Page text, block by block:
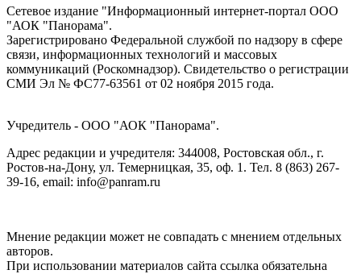
Сетевое издание "Информационный интернет-портал ООО
"АОК "Панорама".
Зарегистрировано Федеральной службой по надзору в сфере
связи, информационных технологий и массовых
коммуникаций (Роскомнадзор). Cвидетельство о регистрации
СМИ Эл № ФС77-63561 от 02 ноября 2015 года.
Учредитель - ООО "АОК "Панорама".
Адрес редакции и учредителя: 344008, Ростовская обл., г.
Ростов-на-Дону, ул. Темерницкая, 35, оф. 1. Тел. 8 (863) 267-
39-16, email: info@panram.ru
Мнение редакции может не совпадать с мнением отдельных
авторов.
При использовании материалов сайта ссылка обязательна